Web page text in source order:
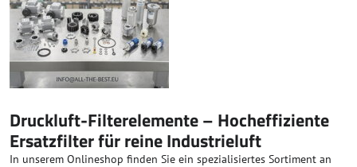
Druckluft-Filterelemente – Hocheffiziente
Ersatzfilter für reine Industrieluft
In unserem Onlineshop finden Sie ein spezialisiertes Sortiment an